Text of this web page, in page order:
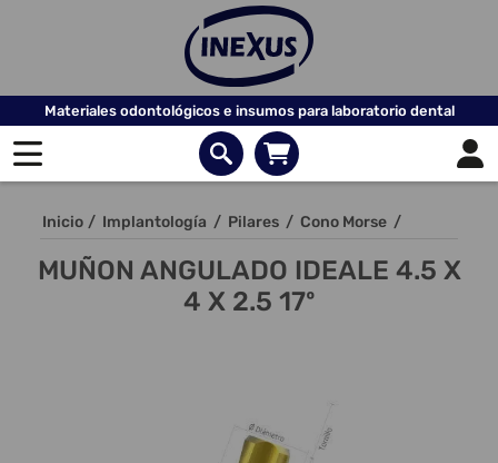
Materiales odontológicos e insumos para laboratorio dental
Inicio / Implantología / Pilares / Cono Morse /
MUÑON ANGULADO IDEALE 4.5 X
4 X 2.5 17º